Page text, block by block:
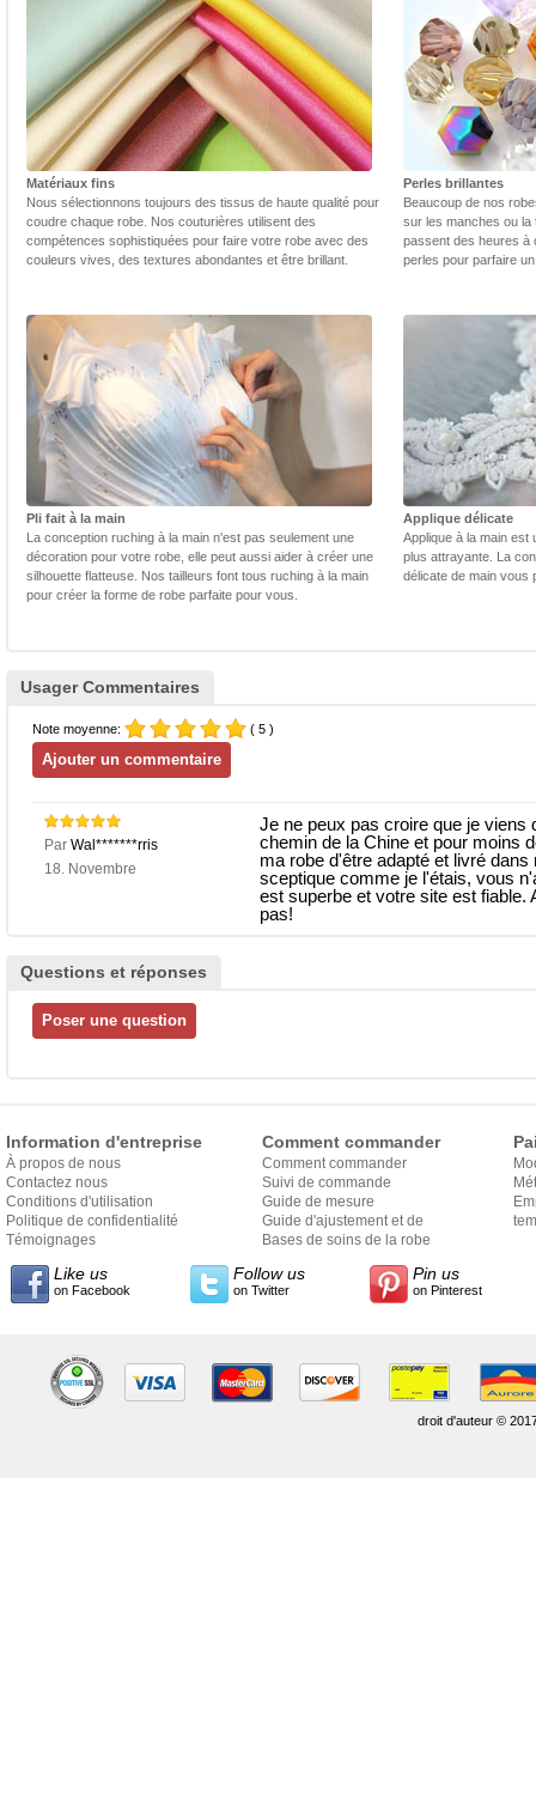
Matériaux fins
Nous sélectionnons toujours des tissus de haute qualité pour
coudre chaque robe. Nos couturières utilisent des
compétences sophistiquées pour faire votre robe avec des
couleurs vives, des textures abondantes et être brillant.
Perles brillantes
Beaucoup de nos
sur les manches ou la
passent des heures à
perles pour parfaire
Pli fait à la main
La conception ruching à la main n'est pas seulement une
décoration pour votre robe, elle peut aussi aider à créer une
silhouette flatteuse. Nos tailleurs font tous ruching à la main
pour créer la forme de robe parfaite pour vous.
Applique délicate
Applique à la main est
plus attrayante. La
délicate de main vous
Usager Commentaires
Note moyenne: ( 5 )
Par Wal*******rris
18. Novembre
Je ne peux pas croire que je viens
chemin de la Chine et pour moins
ma robe d'être adapté et livré
sceptique comme je l'étais, vous
est superbe et votre site est fiable.
pas!
Questions et réponses
Information d'entreprise
À propos de nous
Contactez nous
Conditions d'utilisation
Politique de confidentialité
Témoignages
Comment commander
Comment commander
Suivi de commande
Guide de mesure
Guide d'ajustement et de
style
Bases de soins de la robe
Like us
on Facebook
Follow us
on Twitter
Pin us
on Pinterest
droit d'auteur ©